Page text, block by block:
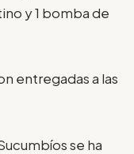
y 1 bomba de
entregadas a las
se ha